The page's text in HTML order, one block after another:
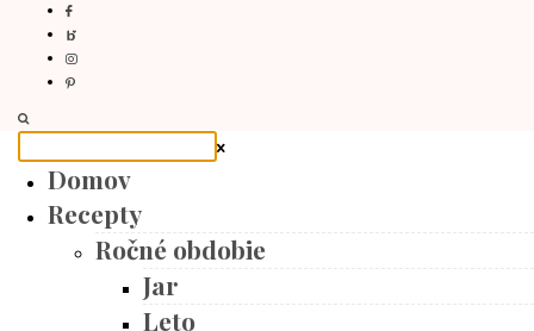
Domov
Recepty
Ročné obdobie
Jar
Leto